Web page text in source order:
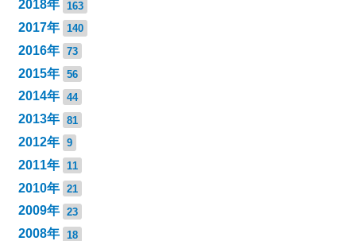
2018年 163
2017年 140
2016年 73
2015年 56
2014年 44
2013年 81
2012年 9
2011年 11
2010年 21
2009年 23
2008年 18